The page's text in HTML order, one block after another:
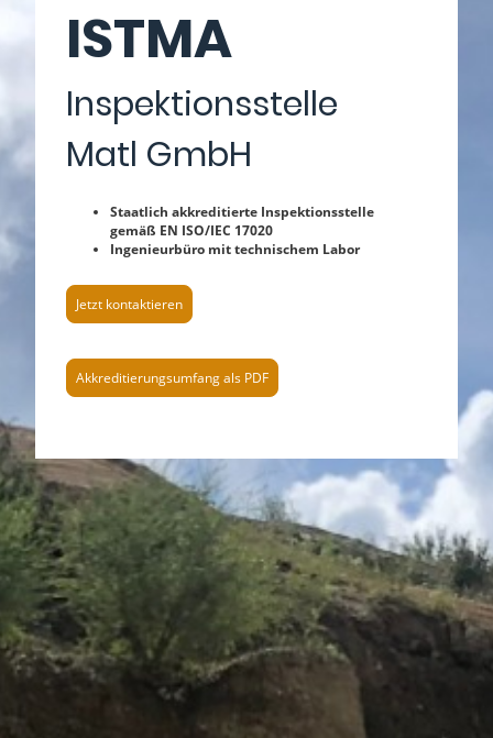
ISTMA
Inspektionsstelle
Matl GmbH
Staatlich akkreditierte Inspektionsstelle
gemäß EN ISO/IEC 17020
Ingenieurbüro mit technischem Labor
Jetzt kontaktieren
Akkreditierungsumfang als PDF